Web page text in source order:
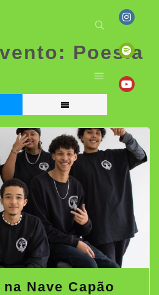
Poesia
Nave Capão